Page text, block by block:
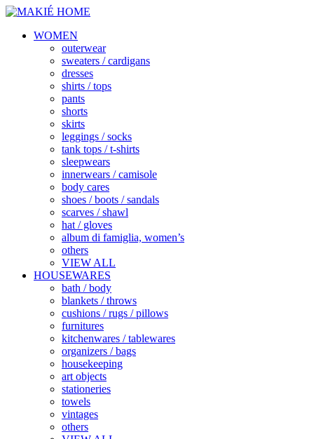
WOMEN
outerwear
sweaters / cardigans
dresses
shirts / tops
pants
shorts
skirts
leggings / socks
tank tops / t-shirts
sleepwears
innerwears / camisole
body cares
shoes / boots / sandals
scarves / shawl
hat / gloves
album di famiglia, women’s
others
VIEW ALL
HOUSEWARES
bath / body
blankets / throws
cushions / rugs / pillows
furnitures
kitchenwares / tablewares
organizers / bags
housekeeping
art objects
stationeries
towels
vintages
others